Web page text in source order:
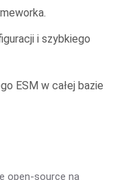
i szybkiego
ESM w całej bazie
open-source na